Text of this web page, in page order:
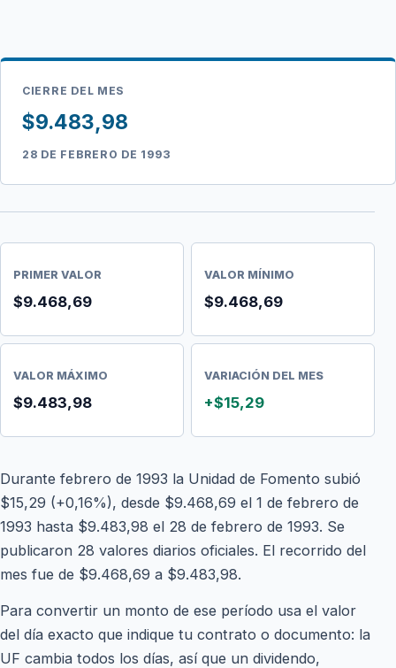
CIERRE DEL MES
$9.483,98
28 DE FEBRERO DE 1993
PRIMER VALOR
$9.468,69
VALOR MÍNIMO
$9.468,69
VALOR MÁXIMO
$9.483,98
VARIACIÓN DEL MES
+$15,29
Durante febrero de 1993 la Unidad de Fomento subió
$15,29 (+0,16%), desde $9.468,69 el 1 de febrero de
1993 hasta $9.483,98 el 28 de febrero de 1993. Se
publicaron 28 valores diarios oficiales. El recorrido del
mes fue de $9.468,69 a $9.483,98.
Para convertir un monto de ese período usa el valor
del día exacto que indique tu contrato o documento: la
UF cambia todos los días, así que un dividendo,